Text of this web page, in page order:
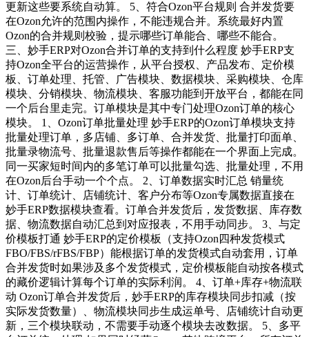
更新这些要系统自动算。 5、符合Ozon平台规则 合并发货要
在Ozon允许的范围内操作，不能违规合并。系统最好内置
Ozon的合并规则校验，提示哪些订单能合、哪些不能合。
三、妙手ERP对Ozon合并订单的支持到什么程度 妙手ERP支
持Ozon全平台的运营操作，从平台授权、产品发布、定价模
板、订单处理、托管、广告模块、数据模块、采购模块、仓库
模块、分销模块、物流模块、客服功能到开放平台，都能在同
一个后台里走完。订单模块是其中专门处理Ozon订单的核心
模块。 1、Ozon订单批量处理 妙手ERP的Ozon订单模块支持
批量处理订单，多店铺、多订单、合并发货、批量打印面单、
批量录物流号、批量退款售后等操作都能在一个界面上完成。
同一买家短时间内的多笔订单可以批量勾选、批量处理，不用
在Ozon后台手动一个个点。 2、订单数据实时汇总 销量统
计、订单统计、店铺统计、客户分布等Ozon专属数据直接在
妙手ERP数据模块查看。订单合并发货后，发货数据、库存数
据、物流数据自动汇总到对应报表，不用手动同步。 3、与定
价模板打通 妙手ERP的定价模板（支持Ozon四种发货模式
FBO/FBS/rFBS/FBP）能根据订单的发货模式自动套用，订单
合并发货时如果涉及多个发货模式，定价模板能自动按各模式
的藏价逻辑计算每个订单的实际利润。 4、订单+库存+物流联
动 Ozon订单合并发货后，妙手ERP的库存模块同步扣减（按
实际发货数量）、物流模块同步生成运单号、店铺统计自动更
新，三个模块联动，不需要手动逐个模块去改数据。 5、多平